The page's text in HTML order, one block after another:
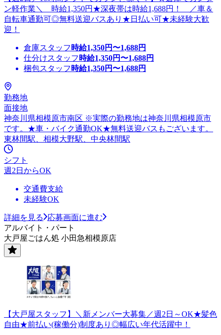
ン軽作業＼ 時給1,350円★深夜帯は時給1,688円！ ／車＆
自転車通勤可◎無料送迎バスあり★日払い可★未経験大歓
迎！
倉庫スタッフ 時給1,350円〜1,688円
仕分けスタッフ 時給1,350円〜1,688円
梱包スタッフ 時給1,350円〜1,688円
勤務地
面接地
神奈川県相模原市南区 ※実際の勤務地は神奈川県相模原市
です。★車・バイク通勤OK★無料送迎バスもございます。
東林間駅、相模大野駅、中央林間駅
シフト
週2日からOK
交通費支給
未経験OK
詳細を見る
応募画面に進む
アルバイト・パート
大戸屋ごはん処 小田急相模原店
【大戸屋スタッフ】＼新メンバー大募集／週2日～OK★髪色
自由★前払い(稼働分)制度あり◎幅広い年代活躍中！